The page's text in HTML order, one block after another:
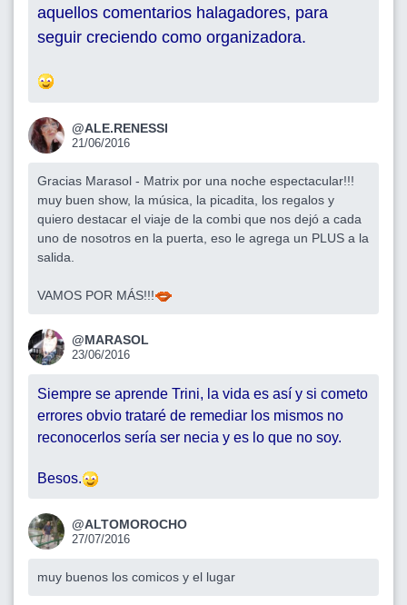
aquellos comentarios halagadores, para
seguir creciendo como organizadora.
@ALE.RENESSI
21/06/2016
Gracias Marasol - Matrix por una noche espectacular!!!
muy buen show, la música, la picadita, los regalos y
quiero destacar el viaje de la combi que nos dejó a cada
uno de nosotros en la puerta, eso le agrega un PLUS a la
salida.
VAMOS POR MÁS!!!
@MARASOL
23/06/2016
Siempre se aprende Trini, la vida es así y si cometo
errores obvio trataré de remediar los mismos no
reconocerlos sería ser necia y es lo que no soy.
Besos.
@ALTOMOROCHO
27/07/2016
muy buenos los comicos y el lugar